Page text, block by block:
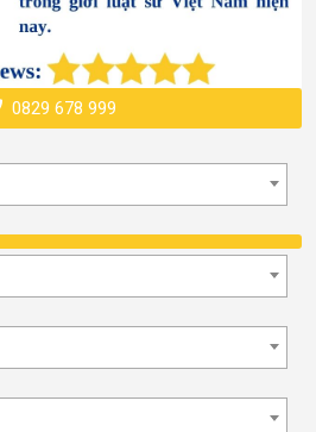
0829 678 999